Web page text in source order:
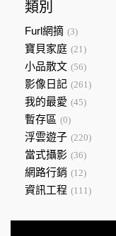
類別
Furl網摘 (3)
寶貝家庭 (21)
小品散文 (56)
影像日記 (261)
我的最愛 (45)
暫存區 (0)
浮雲遊子 (220)
當式攝影 (36)
網路行銷 (12)
資訊工程 (111)